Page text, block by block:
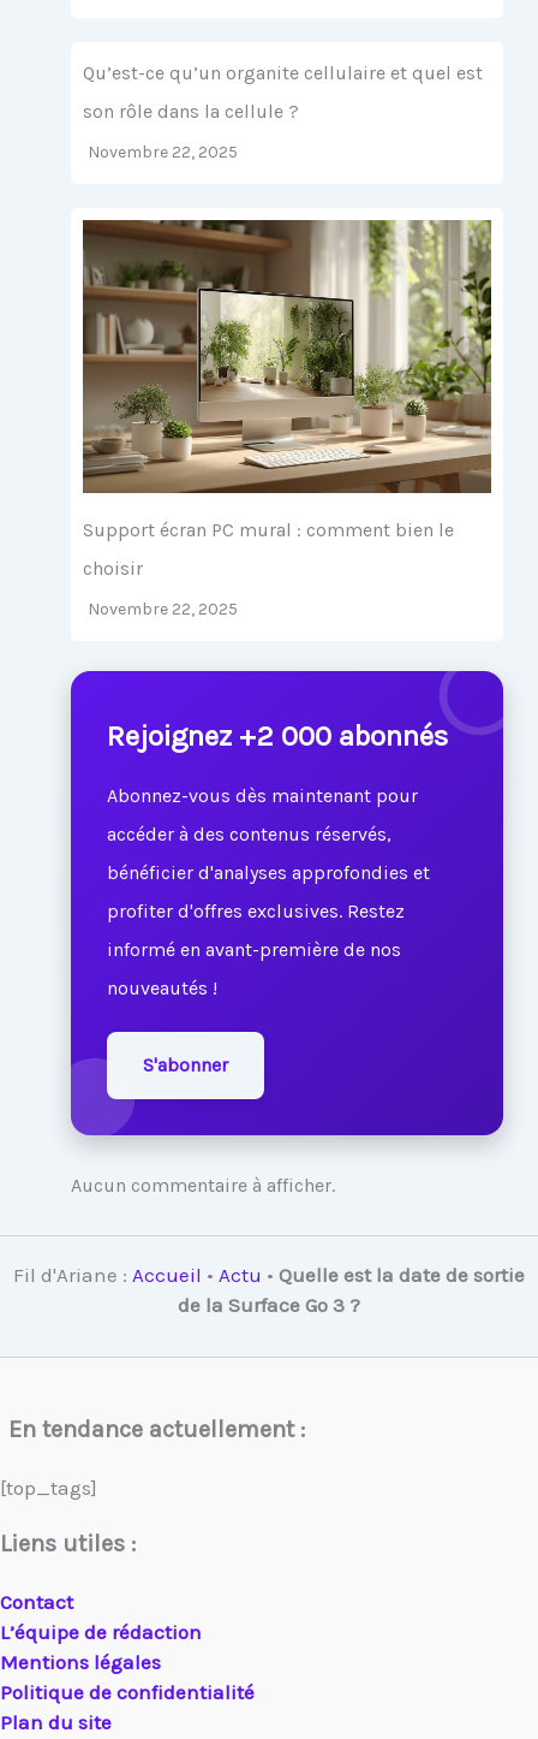
Qu’est-ce qu’un organite cellulaire et quel est
son rôle dans la cellule ?
Novembre 22, 2025
Support écran PC mural : comment bien le
choisir
Novembre 22, 2025
Rejoignez +2 000 abonnés
Abonnez-vous dès maintenant pour
accéder à des contenus réservés,
bénéficier d'analyses approfondies et
profiter d'offres exclusives. Restez
informé en avant-première de nos
nouveautés !
S'abonner
Aucun commentaire à afficher.
Fil d'Ariane : Accueil • Actu • Quelle est la date de sortie
de la Surface Go 3 ?
En tendance actuellement :
[top_tags]
Liens utiles :
Contact
L’équipe de rédaction
Mentions légales
Politique de confidentialité
Plan du site